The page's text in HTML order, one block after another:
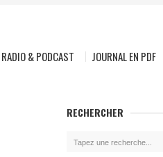
RADIO & PODCAST JOURNAL EN PDF
RECHERCHER